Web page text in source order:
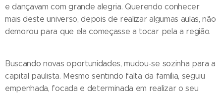
e dançavam com grande alegria. Querendo conhecer
mais deste universo, depois de realizar algumas aulas, não
demorou para que ela começasse a tocar pela a região.
Buscando novas oportunidades, mudou-se sozinha para a
capital paulista. Mesmo sentindo falta da família, seguiu
empenhada, focada e determinada em realizar o seu